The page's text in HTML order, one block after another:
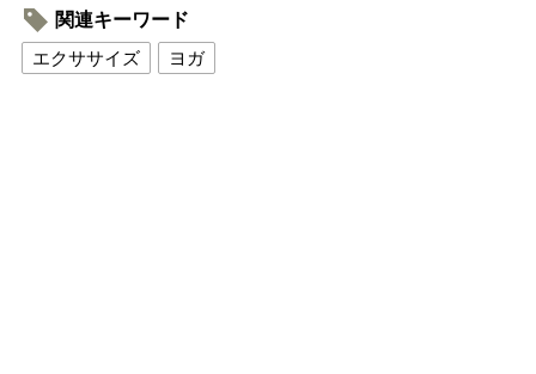
関連キーワード
エクササイズ
ヨガ